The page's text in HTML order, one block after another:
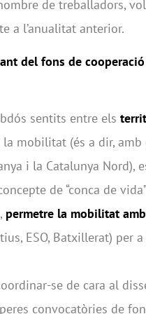
de treballadors,
a l’anualitat anterior.
del fons de
sentits entre els
mobilitat (és a dir,
i la Catalunya Nord),
de “conca de
permetre la mobilitat
ESO, Batxillerat) per a
se de cara al
convocatòries de